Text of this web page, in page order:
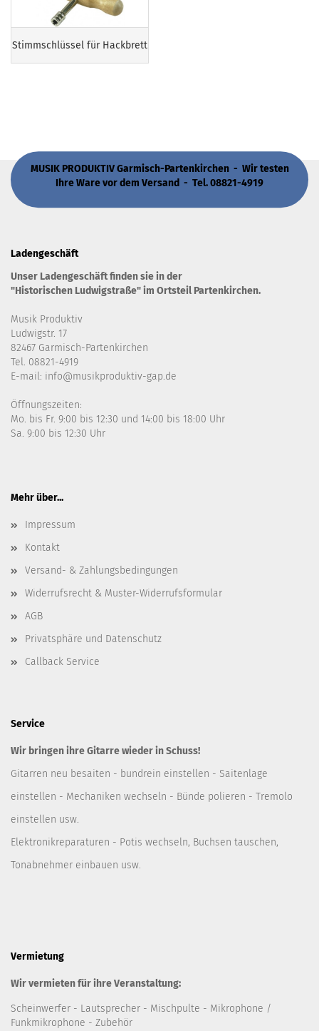
Stimmschlüssel für Hackbrett
MUSIK PRODUKTIV Garmisch-Partenkirchen - Wir testen
Ihre Ware vor dem Versand - Tel. 08821-4919
Ladengeschäft
Unser Ladengeschäft finden sie in der
"Historischen Ludwigstraße" im Ortsteil Partenkirchen.
Musik Produktiv
Ludwigstr. 17
82467 Garmisch-Partenkirchen
Tel. 08821-4919
E-mail: info@musikproduktiv-gap.de
Öffnungszeiten:
Mo. bis Fr. 9:00 bis 12:30 und 14:00 bis 18:00 Uhr
Sa. 9:00 bis 12:30 Uhr
Mehr über...
Impressum
Kontakt
Versand- & Zahlungsbedingungen
Widerrufsrecht & Muster-Widerrufsformular
AGB
Privatsphäre und Datenschutz
Callback Service
Service
Wir bringen ihre Gitarre wieder in Schuss!
Gitarren neu besaiten - bundrein einstellen - Saitenlage
einstellen - Mechaniken wechseln - Bünde polieren - Tremolo
einstellen usw.
Elektronikreparaturen - Potis wechseln, Buchsen tauschen,
Tonabnehmer einbauen usw.
Vermietung
Wir vermieten für ihre Veranstaltung:
Scheinwerfer - Lautsprecher - Mischpulte - Mikrophone /
Funkmikrophone - Zubehör